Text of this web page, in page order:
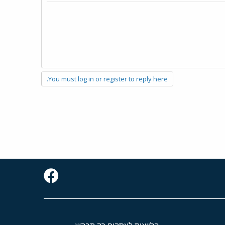
You must log in or register to reply here.